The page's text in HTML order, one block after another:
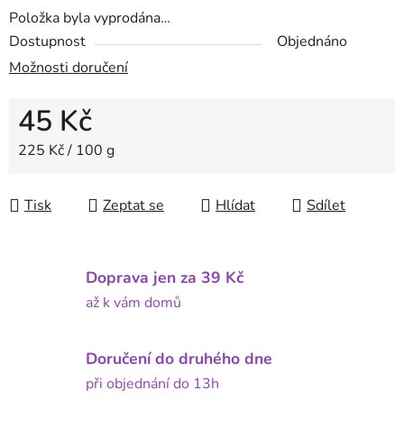
Položka byla vyprodána…
Dostupnost
Objednáno
Možnosti doručení
45 Kč
Měrná cena:
225 Kč / 100 g
Tisk Zeptat se Hlídat Sdílet
Doprava jen za 39 Kč
až k vám domů
Doručení do druhého dne
při objednání do 13h